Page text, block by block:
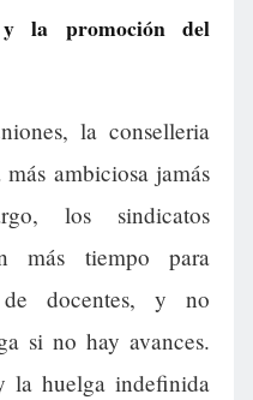
la promoción del
la conselleria
ambiciosa jamás
los sindicatos
más tiempo para
docentes, y no
si no hay avances.
la huelga indefinida